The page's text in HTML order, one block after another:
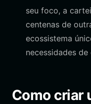
seu foco, a
centenas de
ecossistema
necessidades
Como criar